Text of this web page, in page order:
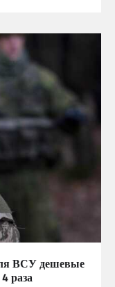
ВСУ дешевые
раза